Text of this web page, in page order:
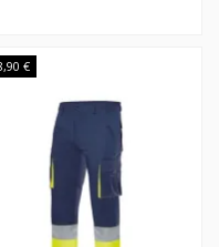
€